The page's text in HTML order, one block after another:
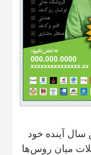
سال آینده خود
آمار حملات میان روس‌ها